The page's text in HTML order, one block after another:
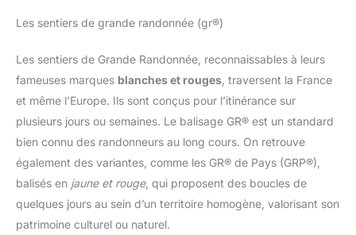
Les sentiers de grande randonnée (gr®)
Les sentiers de Grande Randonnée, reconnaissables à leurs
fameuses marques blanches et rouges , traversent la France
et même l’Europe. Ils sont conçus pour l’itinérance sur
plusieurs jours ou semaines. Le balisage GR® est un standard
bien connu des randonneurs au long cours. On retrouve
également des variantes, comme les GR® de Pays (GRP®),
balisés en jaune et rouge, qui proposent des boucles de
quelques jours au sein d’un territoire homogène, valorisant son
patrimoine culturel ou naturel.